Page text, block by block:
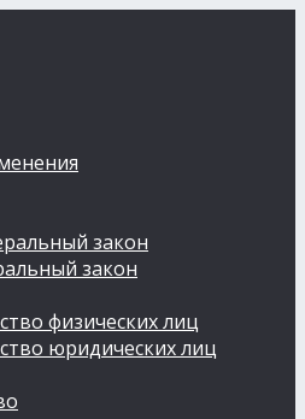
закон
закон
физических лиц
юридических лиц